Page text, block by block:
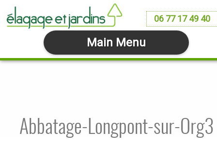
06 77 17 49 40
Main Menu
Abbatage-Longpont-sur-Org3